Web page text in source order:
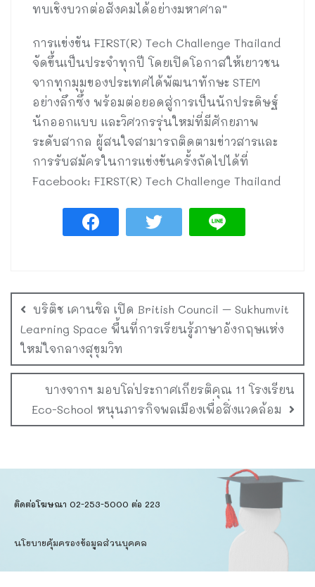
ทบเชิงบวกต่อสังคมได้อย่างมหาศาล”
การแข่งขัน FIRST(R) Tech Challenge Thailand
จัดขึ้นเป็นประจำทุกปี โดยเปิดโอกาสให้เยาวชน
จากทุกมุมของประเทศได้พัฒนาทักษะ STEM
อย่างลึกซึ้ง พร้อมต่อยอดสู่การเป็นนักประดิษฐ์
นักออกแบบ และวิศวกรรุ่นใหม่ที่มีศักยภาพ
ระดับสากล ผู้สนใจสามารถติดตามข่าวสารและ
การรับสมัครในการแข่งขันครั้งถัดไปได้ที่
Facebook: FIRST(R) Tech Challenge Thailand
บริติช เคานซิล เปิด British Council – Sukhumvit
Learning Space พื้นที่การเรียนรู้ภาษาอังกฤษแห่ง
ใหม่ใจกลางสุขุมวิท
บางจากฯ มอบโล่ประกาศเกียรติคุณ 11 โรงเรียน
Eco-School หนุนภารกิจพลเมืองเพื่อสิ่งแวดล้อม
ติดต่อโฆษณา 02-253-5000​ ต่อ 223
นโยบายคุ้มครองข้อมูลส่วนบุคคล​